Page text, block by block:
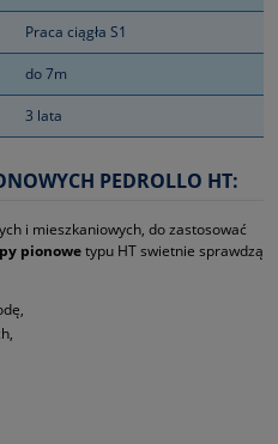
Praca ciągła S1
do 7m
3 lata
PEDROLLO HT:
i mieszkaniowych, do zastosować
pionowetypu HT swietnie sprawdzą